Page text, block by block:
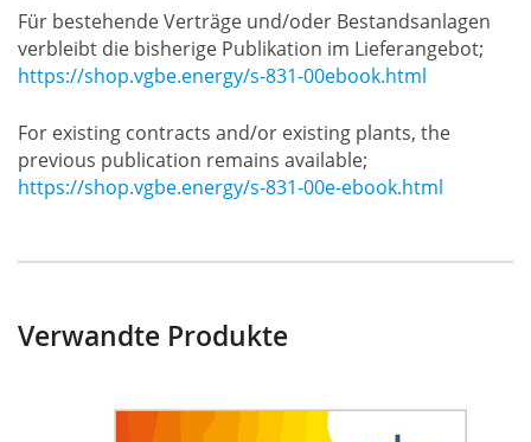
Für bestehende Verträge und/oder Bestandsanlagen
verbleibt die bisherige Publikation im Lieferangebot;
https://shop.vgbe.energy/s-831-00ebook.html
For existing contracts and/or existing plants, the
previous publication remains available;
https://shop.vgbe.energy/s-831-00e-ebook.html
Verwandte Produkte